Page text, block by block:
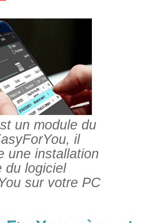
un module du
il
une installation
du logiciel
sur votre PC